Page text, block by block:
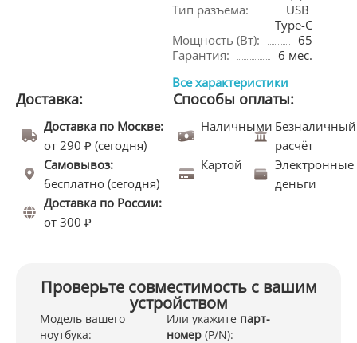
Тип разъема:
USB
Type-C
Мощность (Вт):
65
Гарантия:
6 мес.
Все характеристики
Доставка:
Доставка по Москве:
от 290 ₽ (сегодня)
Самовывоз:
бесплатно (сегодня)
Доставка по России:
от 300 ₽
Способы оплаты:
Наличными Безналичный
расчёт
Картой
Электронные
деньги
Проверьте совместимость с вашим
устройством
Модель вашего
ноутбука:
Или укажите парт-
номер (P/N):